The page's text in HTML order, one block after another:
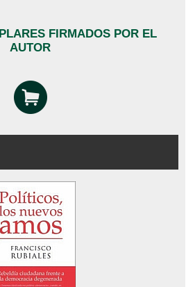
FIRMADOS POR EL
AUTOR